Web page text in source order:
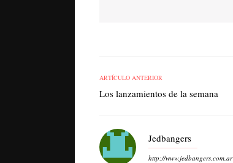
ARTÍCULO ANTERIOR
Los lanzamientos de la semana
Jedbangers
http://www.jedbangers.com.ar